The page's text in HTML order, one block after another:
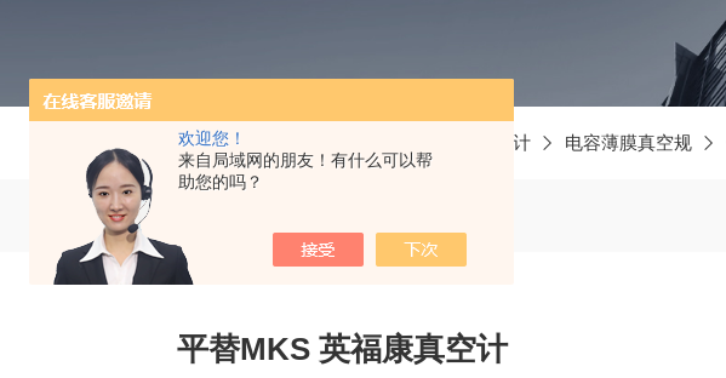
欢迎您！
来自局域网的朋友！有什么可以帮
助您的吗？
当前位置： 真空计 电容薄膜真空规
平替MKS 英福康真空计